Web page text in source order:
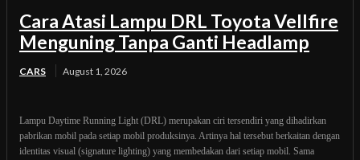
Cara Atasi Lampu DRL Toyota Vellfire
Menguning Tanpa Ganti Headlamp
CARS August 1, 2026
Lampu Daytime Running Light (DRL) merupakan ciri tersendiri yang dihadirkan
pabrikan mobil pada setiap mobil produksinya. Artinya hal tersebut berkaitan dengan
identitas visual (signature lighting) yang membedakan dari setiap mobil. Sama